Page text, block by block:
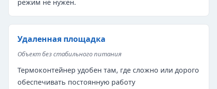
режим не нужен.
Удаленная площадка
Объект без стабильного питания
Термоконтейнер удобен там, где сложно или дорого
обеспечивать постоянную работу